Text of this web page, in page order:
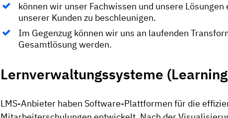
können wir unser Fachwissen und unsere
unserer Kunden zu beschleunigen.
Im Gegenzug können wir uns an laufenden
Gesamtlösung werden.
Lernverwaltungssysteme
LMS-Anbieter haben Software-Plattformen für die